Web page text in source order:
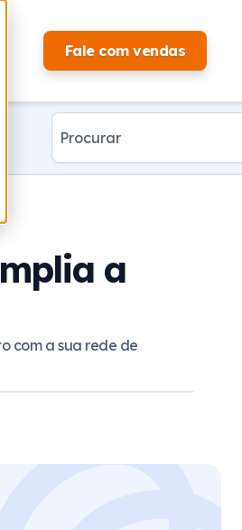
Fale com vendas
a
com a sua rede de